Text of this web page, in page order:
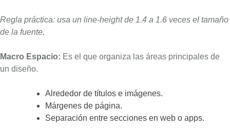
Regla práctica: usa un line-height de 1.4 a 1.6 veces el tamaño
de la fuente.
Macro Espacio: Es el que organiza las áreas principales de
un diseño.
Alrededor de títulos e imágenes.
Márgenes de página.
Separación entre secciones en web o apps.